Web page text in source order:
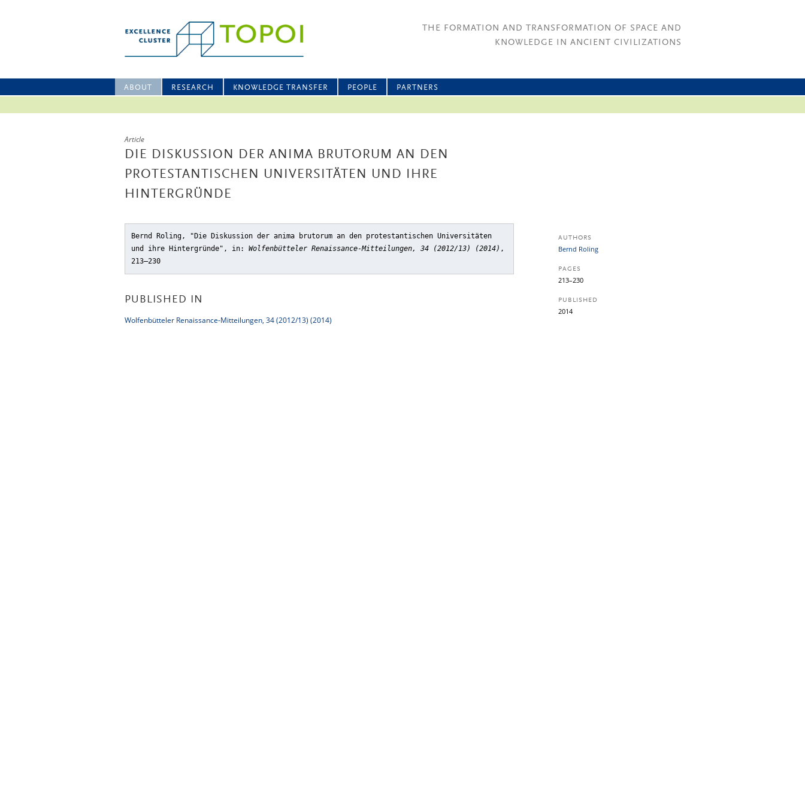
THE FORMATION AND TRANSFORMATION OF SPACE AND
KNOWLEDGE IN ANCIENT CIVILIZATIONS
ABOUT RESEARCH KNOWLEDGE TRANSFER PEOPLE PARTNERS
Article
DIE DISKUSSION DER ANIMA BRUTORUM AN DEN
PROTESTANTISCHEN UNIVERSITÄTEN UND IHRE
HINTERGRÜNDE
Bernd Roling, "Die Diskussion der anima brutorum an den protestantischen Universitäten
und ihre Hintergründe" , in: Wolfenbütteler Renaissance-Mitteilungen, 34 (2012/13) (2014) ,
213–230
PUBLISHED IN
Wolfenbütteler Renaissance-Mitteilungen, 34 (2012/13) (2014)
AUTHORS
Bernd Roling
PAGES
213–230
PUBLISHED
2014